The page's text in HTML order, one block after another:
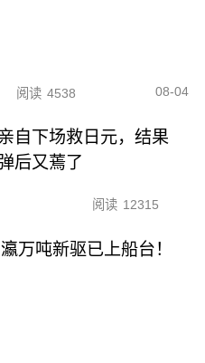
阅读 4538 08-04
自下场救日元，结果
后又蔫了
阅读 12315
万吨新驱已上船台！